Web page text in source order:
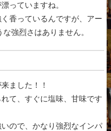
っていますね。
香っているんですが、アー
強烈さはありません。
ました！！
て、すぐに塩味、甘味です
ので、かなり強烈なインパ